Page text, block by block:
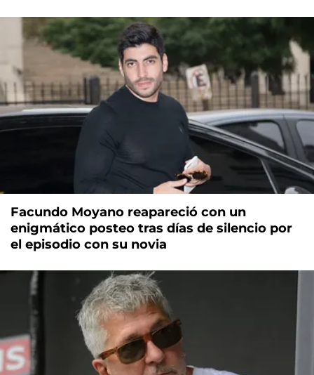
Facundo Moyano reapareció con un
enigmático posteo tras días de silencio por
el episodio con su novia